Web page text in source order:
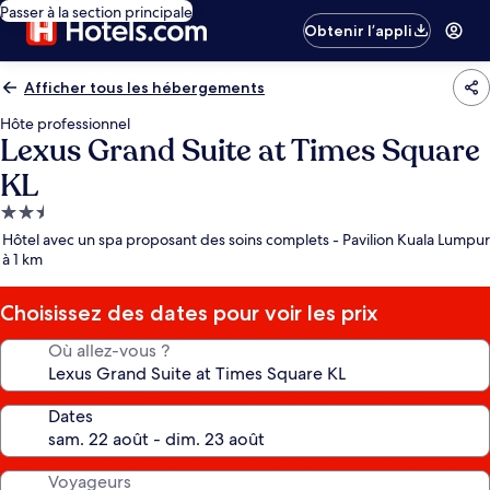
Passer à la section principale
Obtenir l’appli
Afficher tous les hébergements
Hôte professionnel
Lexus Grand Suite at Times Square
KL
Hébergement
2.5 étoiles
Hôtel avec un spa proposant des soins complets - Pavilion Kuala Lumpur
à 1 km
Choisissez des dates pour voir les prix
Où allez-vous ?
Dates
Voyageurs